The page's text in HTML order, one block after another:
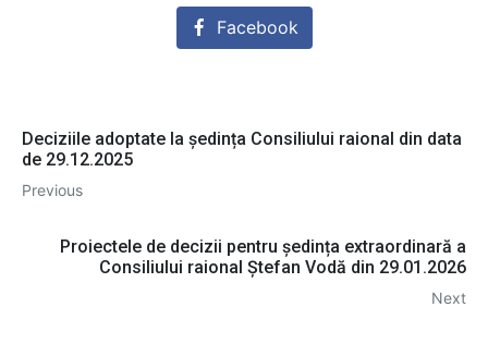
Facebook
Deciziile adoptate la ședința Consiliului raional din data
de 29.12.2025
Previous
Proiectele de decizii pentru ședința extraordinară a
Consiliului raional Ștefan Vodă din 29.01.2026
Next